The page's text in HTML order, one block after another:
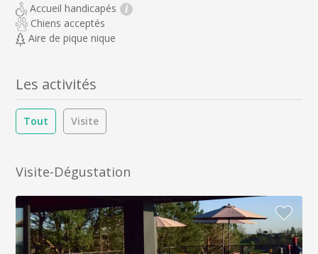
Accueil handicapés i
Chiens acceptés
Aire de pique nique
Les activités
Tout Visite
Visite-Dégustation